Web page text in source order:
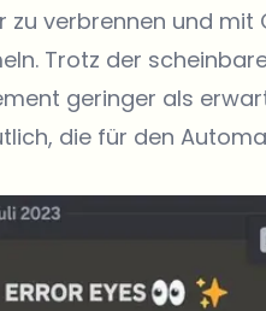
verbrennen und mit
Trotz der
geringer als
die für den